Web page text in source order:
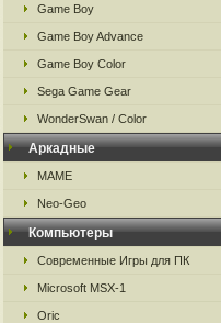
Game Boy
Game Boy Advance
Game Boy Color
Sega Game Gear
WonderSwan / Color
Аркадные
MAME
Neo-Geo
Компьютеры
Современные Игры для ПК
Microsoft MSX-1
Oric